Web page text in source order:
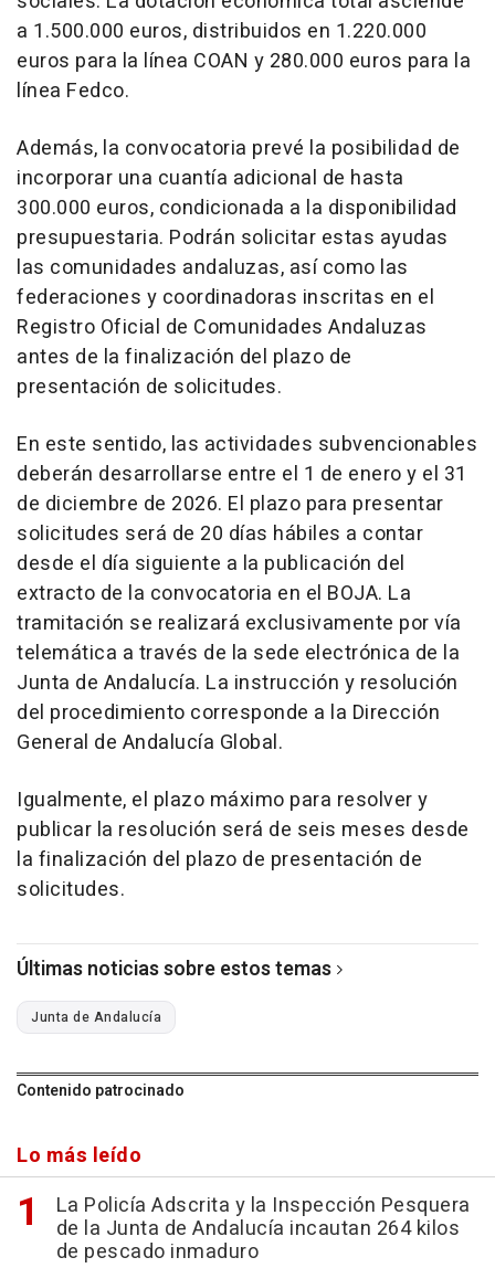
a 1.500.000 euros, distribuidos en 1.220.000
euros para la línea COAN y 280.000 euros para la
línea Fedco.
Además, la convocatoria prevé la posibilidad de
incorporar una cuantía adicional de hasta
300.000 euros, condicionada a la disponibilidad
presupuestaria. Podrán solicitar estas ayudas
las comunidades andaluzas, así como las
federaciones y coordinadoras inscritas en el
Registro Oficial de Comunidades Andaluzas
antes de la finalización del plazo de
presentación de solicitudes.
En este sentido, las actividades subvencionables
deberán desarrollarse entre el 1 de enero y el 31
de diciembre de 2026. El plazo para presentar
solicitudes será de 20 días hábiles a contar
desde el día siguiente a la publicación del
extracto de la convocatoria en el BOJA. La
tramitación se realizará exclusivamente por vía
telemática a través de la sede electrónica de la
Junta de Andalucía. La instrucción y resolución
del procedimiento corresponde a la Dirección
General de Andalucía Global.
Igualmente, el plazo máximo para resolver y
publicar la resolución será de seis meses desde
la finalización del plazo de presentación de
solicitudes.
Últimas noticias sobre estos temas
Junta de Andalucía
Contenido patrocinado
Lo más leído
La Policía Adscrita y la Inspección Pesquera
de la Junta de Andalucía incautan 264 kilos
de pescado inmaduro